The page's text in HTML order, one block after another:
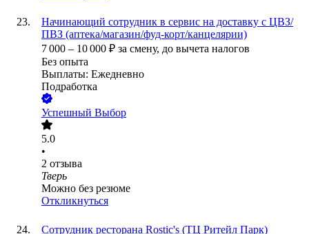
Начинающий сотрудник в сервис на доставку с ЦВЗ/
ПВЗ (аптека/магазин/фуд-корт/канцелярии)
7 000 – 10 000 ₽ за смену, до вычета налогов
Без опыта
Выплаты: Ежедневно
Подработка
Успешный Выбор
5.0
•
2 отзыва
Тверь
Можно без резюме
Откликнуться
Сотрудник ресторана Rostic's (ТЦ Ритейл Парк)